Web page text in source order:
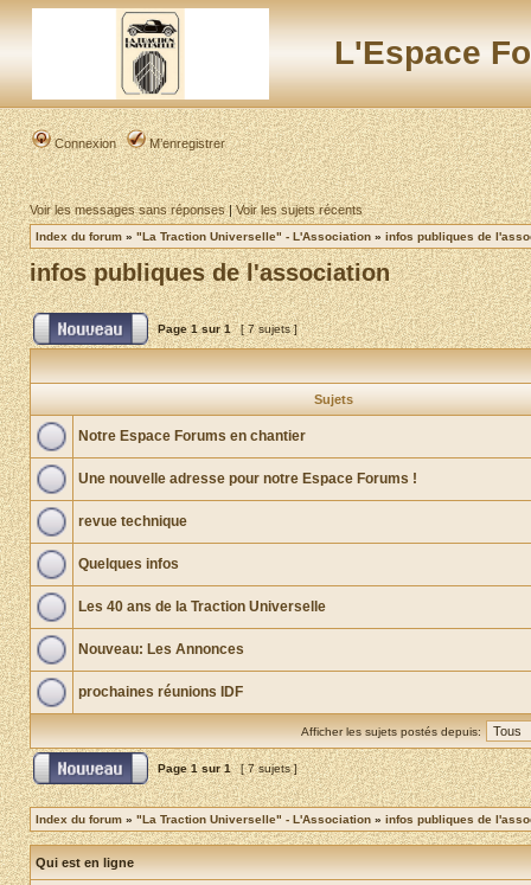
L'Espace
Connexion M’enregistrer
Voir les messages sans réponses|Voir les sujets récents
Index du forum » "La Traction Universelle" - L'Association » infos publiques de
infos publiques de l'association
Page1sur1 [ 7 sujets ]
Sujets
Notre Espace Forums en chantier
Une nouvelle adresse pour notre Espace Forums !
revue technique
Quelques infos
Les 40 ans de la Traction Universelle
Nouveau: Les Annonces
prochaines réunions IDF
Afficher les sujets postés depuis:
Page1sur1 [ 7 sujets ]
Index du forum » "La Traction Universelle" - L'Association » infos publiques de
Qui est en ligne